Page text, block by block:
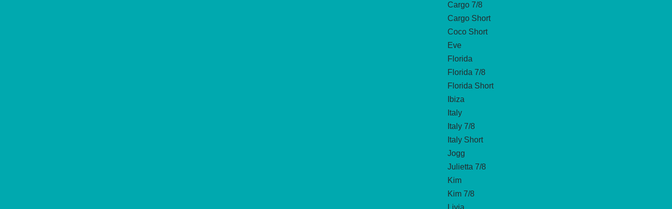
Cargo 7/8
Cargo Short
Coco Short
Eve
Florida
Florida 7/8
Florida Short
Ibiza
Italy
Italy 7/8
Italy Short
Jogg
Julietta 7/8
Kim
Kim 7/8
Livia